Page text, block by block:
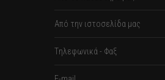
Από την ιστοσελίδα μας
Tηλεφωνικά - Φαξ